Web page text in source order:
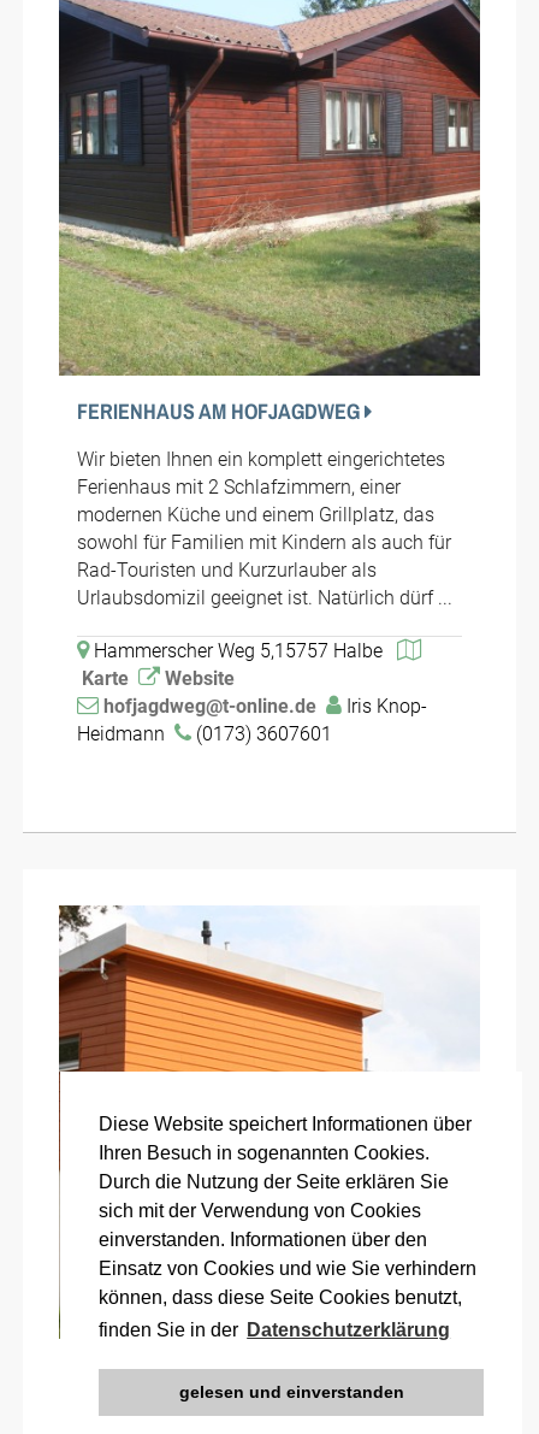
Diese Website speichert Informationen über
Ihren Besuch in sogenannten Cookies.
Durch die Nutzung der Seite erklären Sie
sich mit der Verwendung von Cookies
einverstanden. Informationen über den
Einsatz von Cookies und wie Sie verhindern
können, dass diese Seite Cookies benutzt,
finden Sie in der Datenschutzerklärung
gelesen und einverstanden
FERIENHAUS AM HOFJAGDWEG
Wir bieten Ihnen ein komplett eingerichtetes
Ferienhaus mit 2 Schlafzimmern, einer
modernen Küche und einem Grillplatz, das
sowohl für Familien mit Kindern als auch für
Rad-Touristen und Kurzurlauber als
Urlaubsdomizil geeignet ist. Natürlich dürf ...
Hammerscher Weg 5,15757 Halbe
Karte
Website
hofjagdweg@t-online.de
Iris Knop-
Heidmann
(0173) 3607601
FERIENHAUS HANS & GERDA
Moderne, lichtduchflutete Ferienhäuser